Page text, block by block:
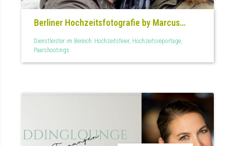
Berliner Hochzeitsfotografie by Marcus
Sielaff
Dienstleister im Bereich: Hochzeitsfeier, Hochzeitsreportage,
Paarshootings